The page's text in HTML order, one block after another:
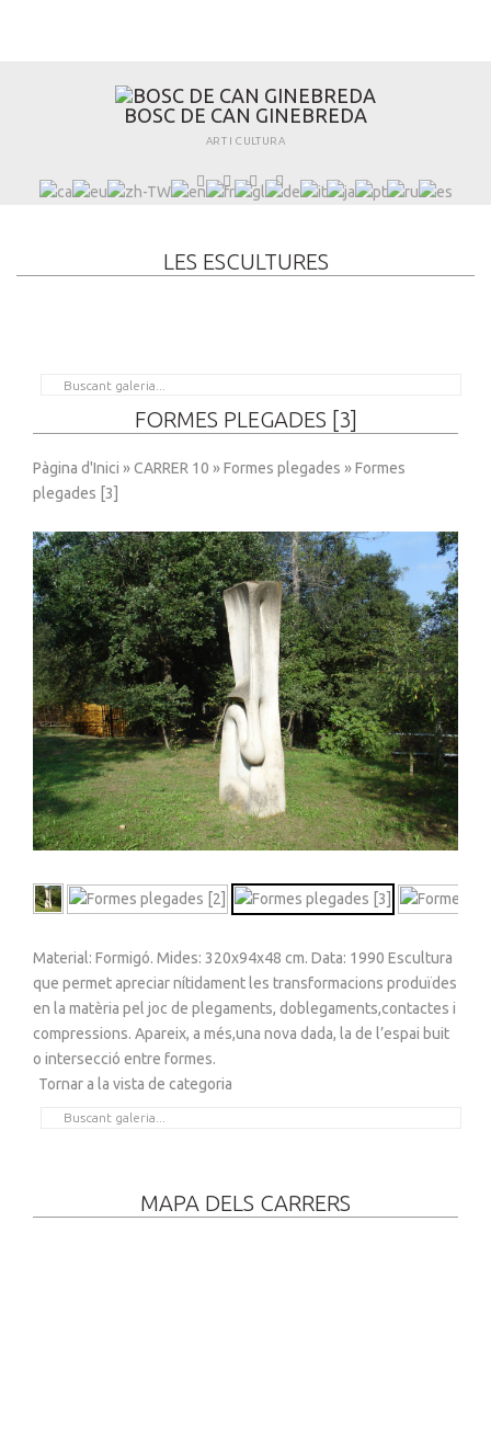
BOSC DE CAN GIN EBREDA
ART I CULTURA
LES ESCULTURES
FORMES PLEGADES [3]
Pàgina d'Inici »CARRER 10 »Formes plegades » Formes
plegades [3]
Material: Formigó. Mides: 320x94x48 cm. Data: 1990 Escultura
que permet apreciar nítidament les transformacions produïdes
en la matèria pel joc de plegaments, doblegaments,contactes i
compressions. Apareix, a més,una nova dada, la de l’espai buit
o intersecció entre formes.
Tornar a la vista de categoria
MAPA DELS CARRERS